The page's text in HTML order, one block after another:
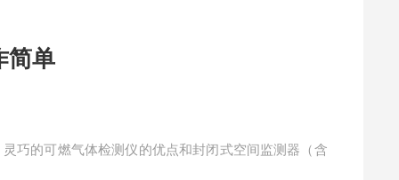
简单
巧的可燃气体检测仪的优点和封闭式空间监测器（含